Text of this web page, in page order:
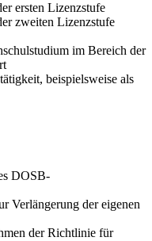
ersten Lizenzstufe
zweiten Lizenzstufe
im Bereich der
beispielsweise als
DOSB-
Verlängerung der eigenen
der Richtlinie für